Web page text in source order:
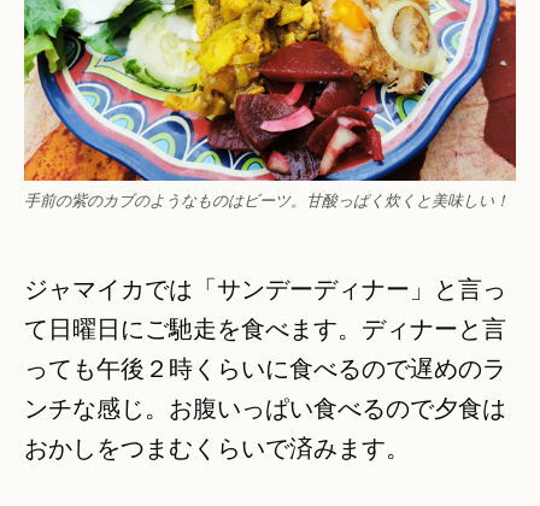
手前の紫のカブのようなものはビーツ。甘酸っぱく炊くと美味しい！
ジャマイカでは「サンデーディナー」と言っ
て日曜日にご馳走を食べます。ディナーと言
っても午後２時くらいに食べるので遅めのラ
ンチな感じ。お腹いっぱい食べるので夕食は
おかしをつまむくらいで済みます。